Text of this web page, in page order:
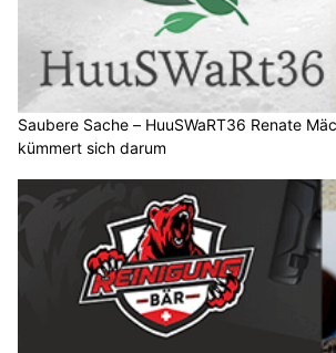
Saubere Sache – HuuSWaRT36 Renate
kümmert sich darum